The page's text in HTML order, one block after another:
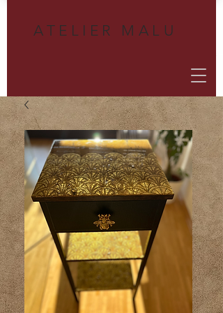
A TELIER MALU